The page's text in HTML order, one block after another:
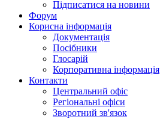
Підписатися на новини
Форум
Корисна інформація
Документація
Посібники
Глосарій
Корпоративна інформація
Контакти
Центральний офіс
Регіональні офіси
Зворотний зв'язок